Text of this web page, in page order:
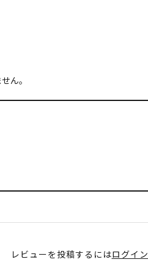
ん。
レビューを投稿するにはログイン